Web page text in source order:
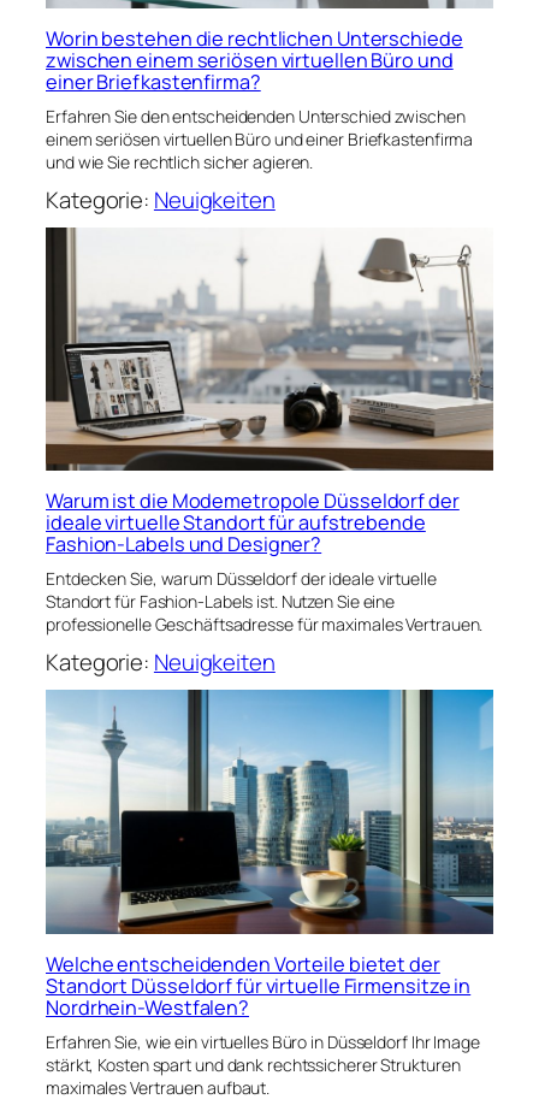
Worin bestehen die rechtlichen Unterschiede
zwischen einem seriösen virtuellen Büro und
einer Briefkastenfirma?
Erfahren Sie den entscheidenden Unterschied zwischen
einem seriösen virtuellen Büro und einer Briefkastenfirma
und wie Sie rechtlich sicher agieren.
Kategorie: Neuigkeiten
Warum ist die Modemetropole Düsseldorf der
ideale virtuelle Standort für aufstrebende
Fashion-Labels und Designer?
Entdecken Sie, warum Düsseldorf der ideale virtuelle
Standort für Fashion-Labels ist. Nutzen Sie eine
professionelle Geschäftsadresse für maximales Vertrauen.
Kategorie: Neuigkeiten
Welche entscheidenden Vorteile bietet der
Standort Düsseldorf für virtuelle Firmensitze in
Nordrhein-Westfalen?
Erfahren Sie, wie ein virtuelles Büro in Düsseldorf Ihr Image
stärkt, Kosten spart und dank rechtssicherer Strukturen
maximales Vertrauen aufbaut.